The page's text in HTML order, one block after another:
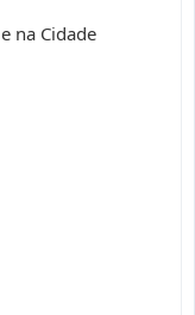
na Cidade